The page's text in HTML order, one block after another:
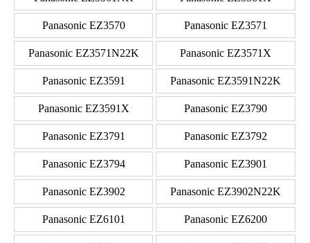
Panasonic EZ3570 Panasonic EZ3571
Panasonic EZ3571N22K Panasonic EZ3571X
Panasonic EZ3591 Panasonic EZ3591N22K
Panasonic EZ3591X Panasonic EZ3790
Panasonic EZ3791 Panasonic EZ3792
Panasonic EZ3794 Panasonic EZ3901
Panasonic EZ3902 Panasonic EZ3902N22K
Panasonic EZ6101 Panasonic EZ6200